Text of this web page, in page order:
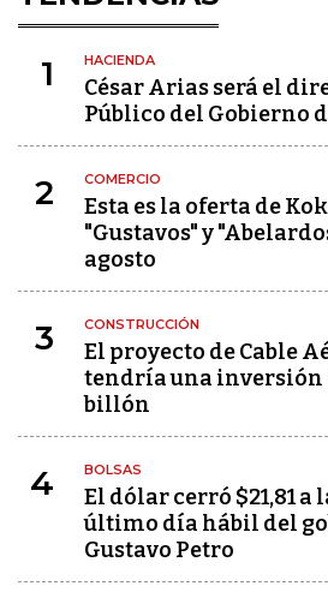
1 HACIENDA
César Arias será el
Público del Gobierno
2 COMERCIO
Esta es la oferta de
"Gustavos" y
agosto
3 CONSTRUCCIÓN
El proyecto de Cable
tendría una inversión
billón
4 BOLSAS
El dólar cerró $21,81 a
último día hábil del
Gustavo Petro